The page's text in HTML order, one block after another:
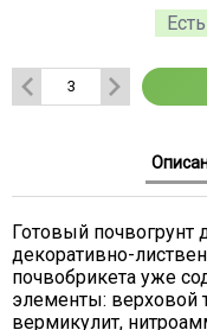
Готовый
декоративно-
почвобрикета уже
элементы: верховой
вермикулит,